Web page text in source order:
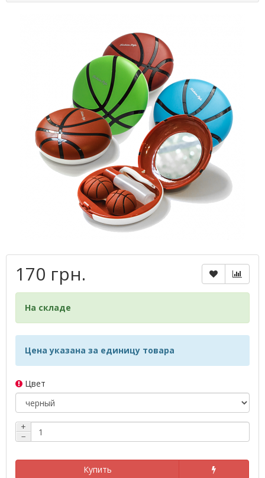
170 грн.
На складе
Цена указана за единицу товара
Цвет
+
−
Купить